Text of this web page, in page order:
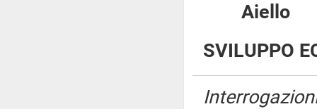
SVILUPPO